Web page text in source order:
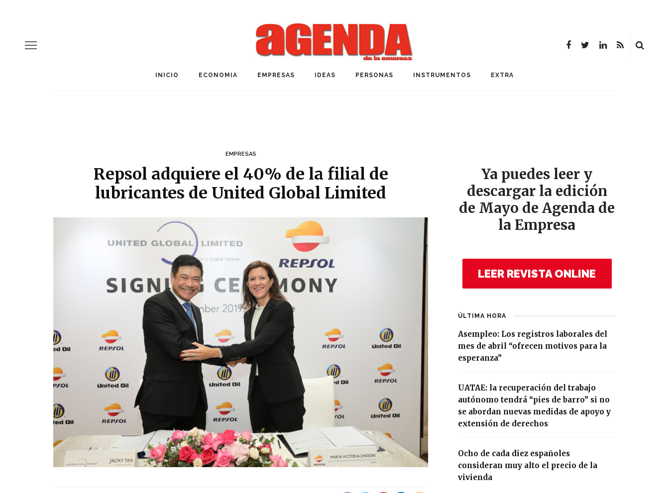
INICIO ECONOMIA EMPRESAS IDEAS PERSONAS INSTRUMENTOS EXTRA
EMPRESAS
Repsol adquiere el 40% de la filial de
lubricantes de United Global Limited
Ya puedes leer y
descargar la edición
de Mayo de Agenda de
la Empresa
LEER REVISTA ONLINE
ÚLTIMA HORA
Asempleo: Los registros laborales del
mes de abril “ofrecen motivos para la
esperanza”
UATAE: la recuperación del trabajo
autónomo tendrá “pies de barro” si no
se abordan nuevas medidas de apoyo y
extensión de derechos
Ocho de cada diez españoles
consideran muy alto el precio de la
vivienda